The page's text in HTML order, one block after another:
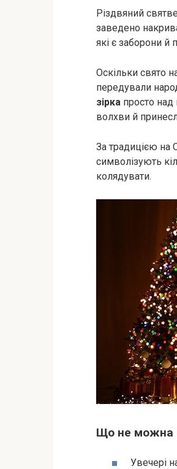
Різдвяний
заведено
які є заборони й
Оскільки свято
передували
зірка просто над
волхви й
За традицією на
символізують
колядувати.
Що не можна
Увечері